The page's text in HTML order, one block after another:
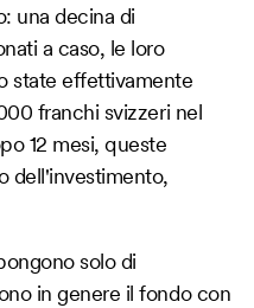
una decina di
a caso, le loro
state effettivamente
franchi svizzeri nel
12 mesi, queste
dell'investimento,
solo di
in genere il fondo con